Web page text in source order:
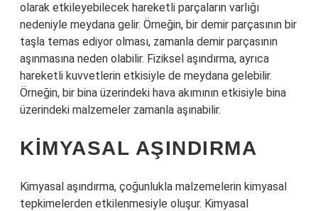
olarak etkileyebilecek hareketli parçaların varlığı
nedeniyle meydana gelir. Örneğin, bir demir parçasının bir
taşla temas ediyor olması, zamanla demir parçasının
aşınmasına neden olabilir. Fiziksel aşındırma, ayrıca
hareketli kuvvetlerin etkisiyle de meydana gelebilir.
Örneğin, bir bina üzerindeki hava akımının etkisiyle bina
üzerindeki malzemeler zamanla aşınabilir.
KIMYASAL AŞINDIRMA
Kimyasal aşındırma, çoğunlukla malzemelerin kimyasal
tepkimelerden etkilenmesiyle oluşur. Kimyasal